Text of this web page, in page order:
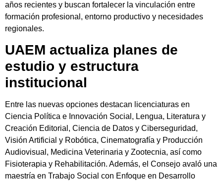
años recientes y buscan fortalecer la vinculación entre
formación profesional, entorno productivo y necesidades
regionales.
UAEM actualiza planes de
estudio y estructura
institucional
Entre las nuevas opciones destacan licenciaturas en
Ciencia Política e Innovación Social, Lengua, Literatura y
Creación Editorial, Ciencia de Datos y Ciberseguridad,
Visión Artificial y Robótica, Cinematografía y Producción
Audiovisual, Medicina Veterinaria y Zootecnia, así como
Fisioterapia y Rehabilitación. Además, el Consejo avaló una
maestría en Trabajo Social con Enfoque en Desarrollo